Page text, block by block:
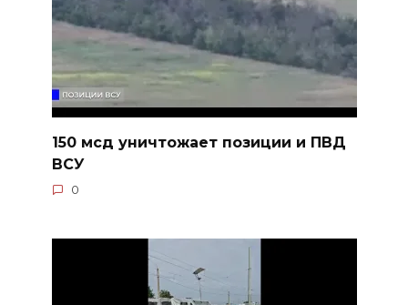
150 мсд уничтожает позиции и ПВД
ВСУ
0